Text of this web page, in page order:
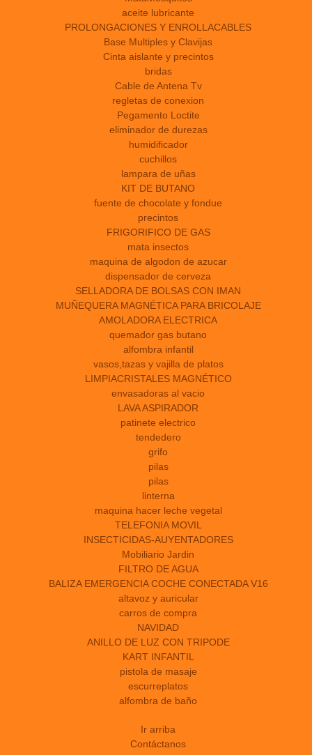
aceite lubricante
PROLONGACIONES Y ENROLLACABLES
Base Multiples y Clavijas
Cinta aislante y precintos
bridas
Cable de Antena Tv
regletas de conexion
Pegamento Loctite
eliminador de durezas
humidificador
cuchillos
lampara de uñas
KIT DE BUTANO
fuente de chocolate y fondue
precintos
FRIGORIFICO DE GAS
mata insectos
maquina de algodon de azucar
dispensador de cerveza
SELLADORA DE BOLSAS CON IMAN
MUÑEQUERA MAGNÉTICA PARA BRICOLAJE
AMOLADORA ELECTRICA
quemador gas butano
alfombra infantil
vasos,tazas y vajilla de platos
LIMPIACRISTALES MAGNÉTICO
envasadoras al vacio
LAVA ASPIRADOR
patinete electrico
tendedero
grifo
pilas
pilas
linterna
maquina hacer leche vegetal
TELEFONIA MOVIL
INSECTICIDAS-AUYENTADORES
Mobiliario Jardin
FILTRO DE AGUA
BALIZA EMERGENCIA COCHE CONECTADA V16
altavoz y auricular
carros de compra
NAVIDAD
ANILLO DE LUZ CON TRIPODE
KART INFANTIL
pistola de masaje
escurreplatos
alfombra de baño
Ir arriba
Contáctanos